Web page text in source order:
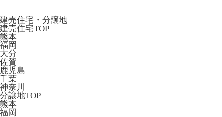
建売住宅・分譲地
建売住宅TOP
熊本
福岡
大分
佐賀
鹿児島
千葉
神奈川
分譲地TOP
熊本
福岡